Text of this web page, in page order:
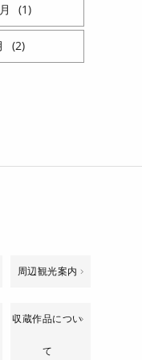
1
2
周辺観光案内
収蔵作品につい
て